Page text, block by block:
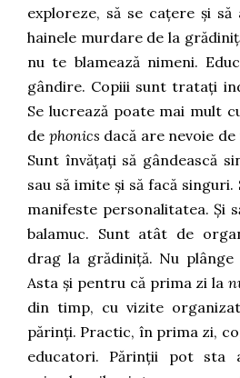
exploreze, să se cațere și să
hainele murdare de la
nu te blamează nimeni.
gândire. Copiii sunt tratați
Se lucrează poate mai mult
de phonics dacă are nevoie
Sunt învățați să gândească
sau să imite și să facă
manifeste personalitatea. Și
balamuc. Sunt atât de
drag la grădiniță. Nu
Asta și pentru că prima zi la
din timp, cu vizite
părinți. Practic, în prima zi,
educatori. Părinții pot sta